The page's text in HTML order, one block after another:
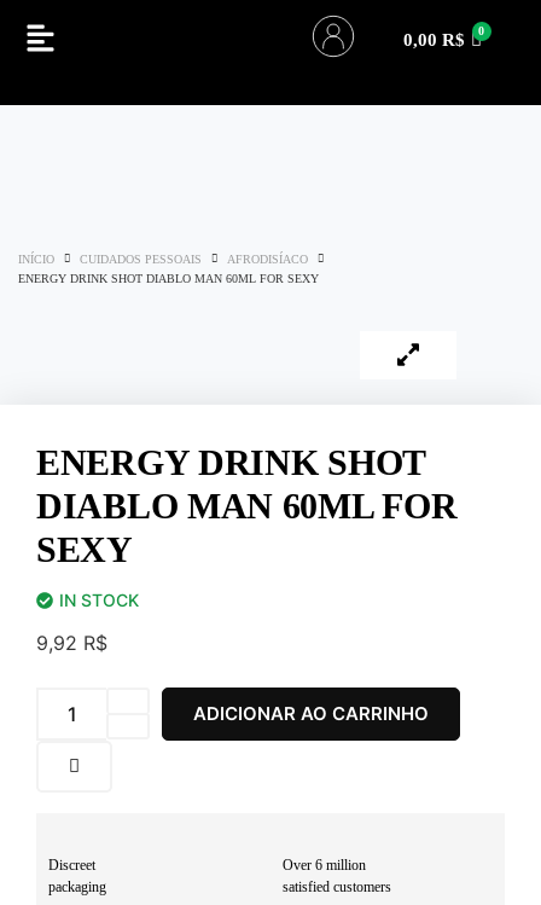
0,00R$
INÍCIO CUIDADOS PESSOAIS
AFRODISÍACO
ENERGY DRINK SHOT DIABLO MAN 60ML FOR SEXY
ENERGY DRINK SHOT
DIABLO MAN 60ML FOR
SEXY
IN STOCK
9,92 R$
ADICIONAR AO CARRINHO
Discreet
packaging
Over 6 million
satisfied customers